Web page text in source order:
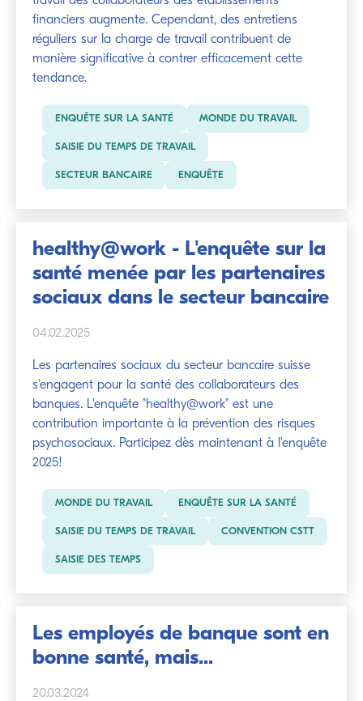
financiers augmente. Cependant, des entretiens
réguliers sur la charge de travail contribuent de
manière significative à contrer efficacement cette
tendance.
ENQUÊTE SUR LA SANTÉ MONDE DU TRAVAIL
SAISIE DU TEMPS DE TRAVAIL
SECTEUR BANCAIRE ENQUÊTE
healthy@work - L'enquête sur la
santé menée par les partenaires
sociaux dans le secteur bancaire
04.02.2025
Les partenaires sociaux du secteur bancaire suisse
s'engagent pour la santé des collaborateurs des
banques. L'enquête "healthy@work" est une
contribution importante à la prévention des risques
psychosociaux. Participez dès maintenant à l'enquête
2025!
MONDE DU TRAVAIL ENQUÊTE SUR LA SANTÉ
SAISIE DU TEMPS DE TRAVAIL CONVENTION CSTT
SAISIE DES TEMPS
Les employés de banque sont en
bonne santé, mais...
20.03.2024